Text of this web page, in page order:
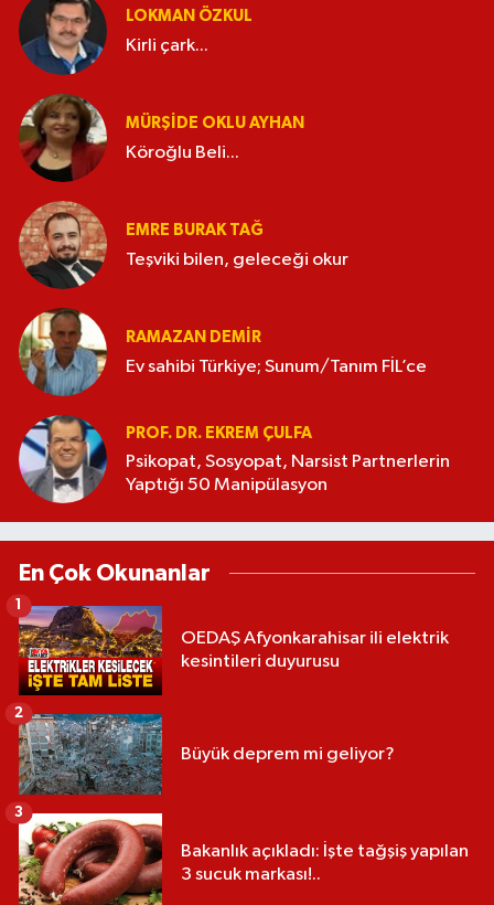
LOKMAN ÖZKUL
Kirli çark...
MÜRŞIDE OKLU AYHAN
Köroğlu Beli...
EMRE BURAK TAĞ
Teşviki bilen, geleceği okur
RAMAZAN DEMİR
Ev sahibi Türkiye; Sunum/Tanım FİL’ce
PROF. DR. EKREM ÇULFA
Psikopat, Sosyopat, Narsist Partnerlerin
Yaptığı 50 Manipülasyon
En Çok Okunanlar
OEDAŞ Afyonkarahisar ili elektrik
kesintileri duyurusu
1
Büyük deprem mi geliyor?
2
Bakanlık açıkladı: İşte tağşiş yapılan
3 sucuk markası!..
3